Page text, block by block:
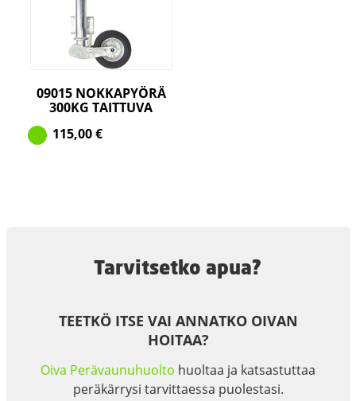
09015 NOKKAPYÖRÄ
300KG TAITTUVA
115,00€
Tarvitsetko apua?
TEETKÖ ITSE VAI ANNATKO OIVAN
HOITAA?
Oiva Perävaunuhuolto huoltaa ja katsastuttaa
peräkärrysi tarvittaessa puolestasi.